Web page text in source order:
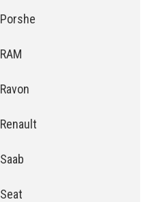
Porshe
RAM
Ravon
Renault
Saab
Seat